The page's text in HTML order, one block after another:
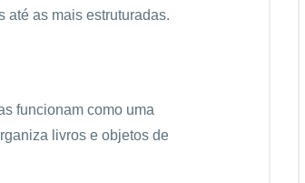
até as mais estruturadas.
funcionam como uma
livros e objetos de